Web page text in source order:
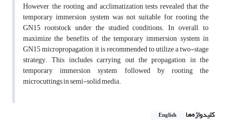
However, the rooting and acclimatization tests revealed that the
temporary immersion system was not suitable for rooting the
GN15 rootstock under the studied conditions. In overall, to
maximize the benefits of the temporary immersion system in
GN15 micropropagation, it is recommended to utilize a two-stage
strategy. This includes carrying out the propagation in the
temporary immersion system followed by rooting the
microcuttings in semi-solid media.
کلیدواژه‌ها English